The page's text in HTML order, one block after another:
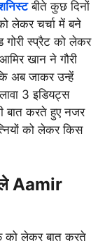
बीते कुछ दिनों
लेकर चर्चा में बने
गोरी स्प्रैट को लेकर
खान ने गौरी
अब जाकर उन्हें
3 इडियट्स
बात करते हुए नजर
को लेकर किस
Aamir
को लेकर बात करते